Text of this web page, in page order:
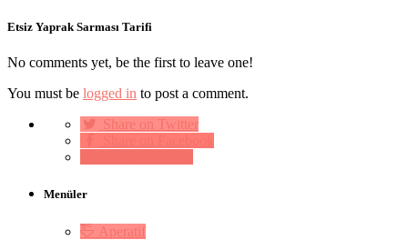
Etsiz Yaprak Sarması Tarifi
No comments yet, be the first to leave one!
You must be logged in to post a comment.
Share on Twitter
Menüler
Aperatif